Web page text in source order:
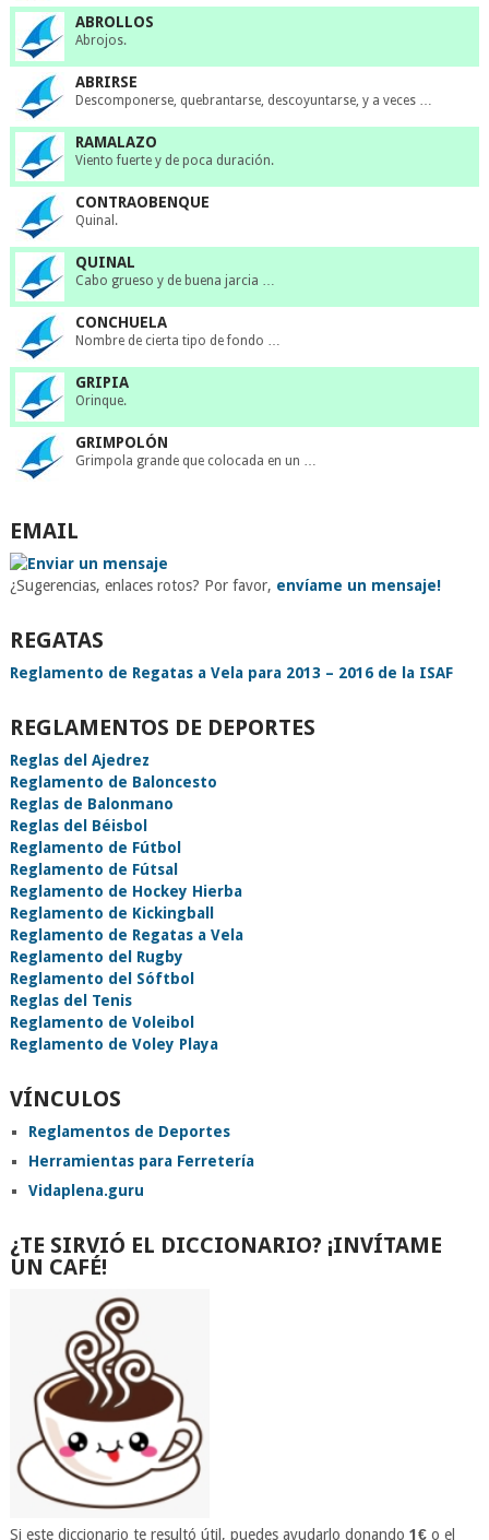
ABROLLOS
Abrojos.
ABRIRSE
Descomponerse, quebrantarse, descoyuntarse, y a veces …
RAMALAZO
Viento fuerte y de poca duración.
CONTRAOBENQUE
Quinal.
QUINAL
Cabo grueso y de buena jarcia …
CONCHUELA
Nombre de cierta tipo de fondo …
GRIPIA
Orinque.
GRIMPOLÓN
Grimpola grande que colocada en un …
EMAIL
¿Sugerencias, enlaces rotos? Por favor, envíame un mensaje!
REGATAS
Reglamento de Regatas a Vela para 2013 – 2016 de la ISAF
REGLAMENTOS DE DEPORTES
Reglas del Ajedrez
Reglamento de Baloncesto
Reglas de Balonmano
Reglas del Béisbol
Reglamento de Fútbol
Reglamento de Fútsal
Reglamento de Hockey Hierba
Reglamento de Kickingball
Reglamento de Regatas a Vela
Reglamento del Rugby
Reglamento del Sóftbol
Reglas del Tenis
Reglamento de Voleibol
Reglamento de Voley Playa
VÍNCULOS
Reglamentos de Deportes
Herramientas para Ferretería
Vidaplena.guru
¿TE SIRVIÓ EL DICCIONARIO? ¡INVÍTAME
UN CAFÉ!
Si este diccionario te resultó útil, puedes ayudarlo donando 1€o el